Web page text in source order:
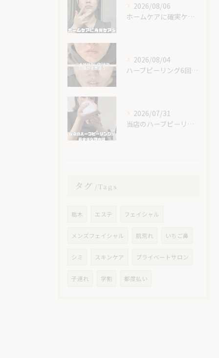
2026/08/06
ホームケアに確実ケアを入れてみて😊✨
2026/08/04
ハーブピーリング6回での素晴らしい変化です！
2026/07/31
当店のハーブピーリングが最安値な理由🌿
タグ Tags
栃木 エステ フェイシャル
メンズフェイシャル 肌荒れ いちご鼻
シミ スキンケア プライベートサロン
子連れ 学割 都度払い